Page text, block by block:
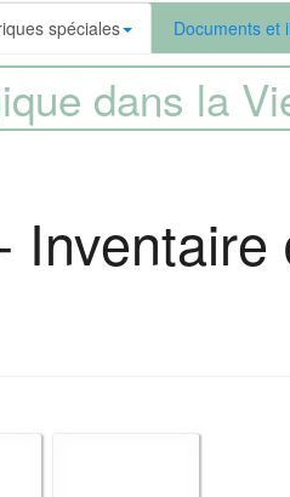
spéciales Documents et
dans la